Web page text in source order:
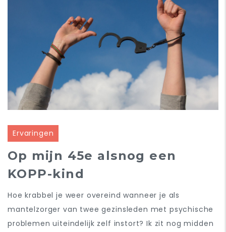
Ervaringen
Op mijn 45e alsnog een
KOPP-kind
Hoe krabbel je weer overeind wanneer je als
mantelzorger van twee gezinsleden met psychische
problemen uiteindelijk zelf instort? Ik zit nog midden